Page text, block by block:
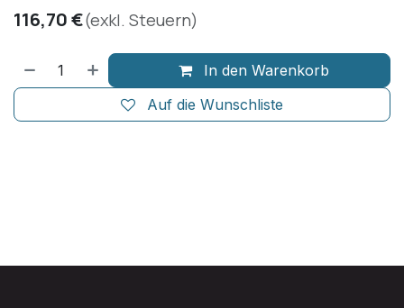
116,70€(exkl. Steuern)
In den Warenkorb
Auf die Wunschliste